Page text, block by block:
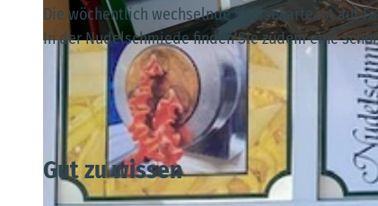
© Beate Adler |CC-BY-SA
Die wöchentlich wechselnde Speisekarte ist auf
In der Nudelschmiede finden Sie zudem eine
Gut zu wissen